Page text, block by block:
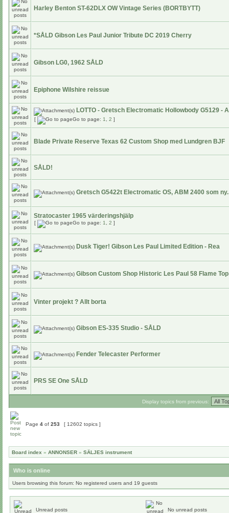
Harley Benton ST-62DLX OW Vintage Series (BORTBYTT)
*SÅLD Gibson Les Paul Junior Tribute DC 2019 Cherry
Gibson LG0, 1962 SÅLD
Epiphone Wilshire reissue
LOTTO - Gretsch Electromatic Hollowbody G5129 -
[ Go to page: 1 2 ]
Blade Private Reserve Texas 62 Custom Shop med Lundgren BJF
SÅLD!
Gretsch G5422t Electromatic OS, ABM 2400 som
Stratocaster 1965 värderingshjälp
[ Go to page: 1 2 ]
Dusk Tiger! Gibson Les Paul Limited Edition - Rea
Gibson Custom Shop Historic Les Paul 58 Flame
Vinter projekt ? Allt borta
Gibson ES-335 Studio - SÅLD
Fender Telecaster Performer
PRS SE One SÅLD
Display topics from previous:
Page 4 of 253 [ 12602 topics ]
Board index » ANNONSER » SÄLJES instrument
Who is online
Users browsing this forum: No registered users and 19 guests
Unread posts No unread posts